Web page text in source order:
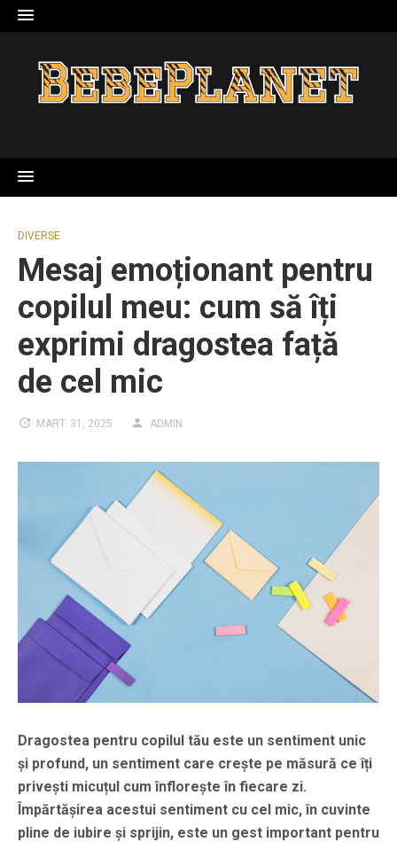
Skip
to
DIVERSE
Mesaj emoționant pentru
copilul meu: cum să îți
exprimi dragostea față
de cel mic
MART. 31, 2025 ADMIN
Dragostea pentru copilul tău este un sentiment unic
și profund, un sentiment care crește pe măsură ce îți
privești micuțul cum înflorește în fiecare zi.
Împărtășirea acestui sentiment cu cel mic, în cuvinte
pline de iubire și sprijin, este un gest important pentru